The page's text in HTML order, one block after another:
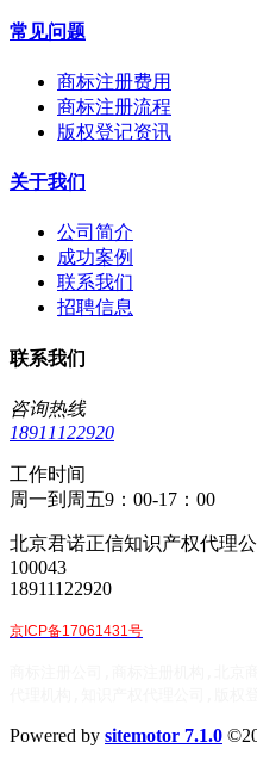
常见问题
商标注册费用
商标注册流程
版权登记资讯
关于我们
公司简介
成功案例
联系我们
招聘信息
联系我们
咨询热线
18911122920
工作时间
周一到周五9：00-17：00
北京君诺正信知识产权代理
100043
18911122920
京ICP备17061431号
Powered by sitemotor 7.1.0